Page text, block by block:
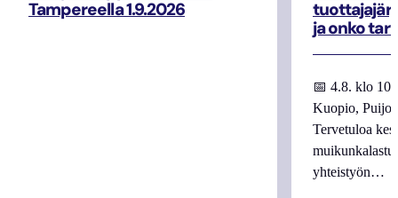
Tampereella 1.9.2026
ja onko
📅 4.8. klo
Kuopio,
Tervetuloa
yhteistyön…